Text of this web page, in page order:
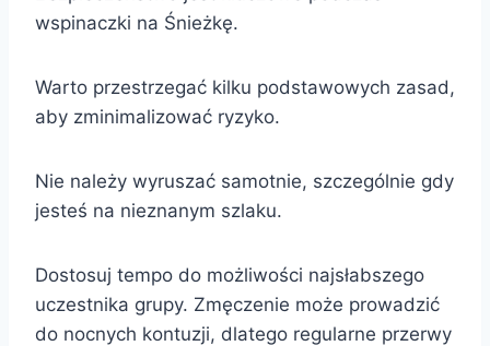
wspinaczki na Śnieżkę.
Warto przestrzegać kilku podstawowych zasad,
aby zminimalizować ryzyko.
Nie należy wyruszać samotnie, szczególnie gdy
jesteś na nieznanym szlaku.
Dostosuj tempo do możliwości najsłabszego
uczestnika grupy. Zmęczenie może prowadzić
do nocnych kontuzji, dlatego regularne przerwy